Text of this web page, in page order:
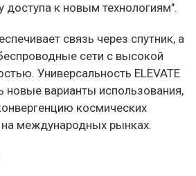
к новым технологиям".
связь через спутник, а
сети с высокой
Универсальность ELEVATE
варианты использования,
космических
международных рынках.